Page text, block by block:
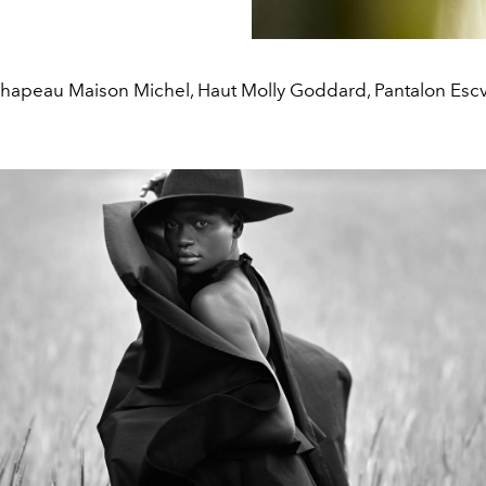
Maison Michel, Haut Molly Goddard, Pantalon